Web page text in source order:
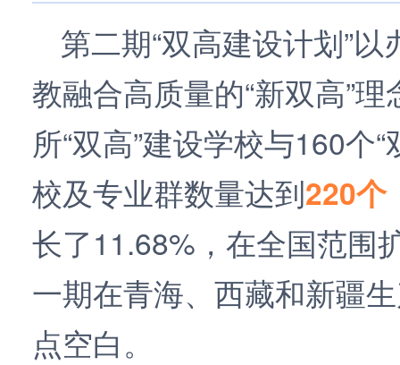
第二期“双高建设计划”
教融合高质量的“新双高”
所“双高”建设学校与160个
校及专业群数量达到220个
长了11.68%，在全国范围
一期在青海、西藏和新疆
点空白。